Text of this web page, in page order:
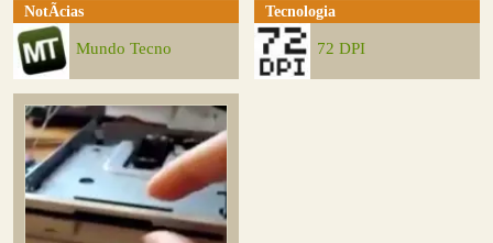
NotÃ­cias
Mundo Tecno
Tecnologia
72 DPI